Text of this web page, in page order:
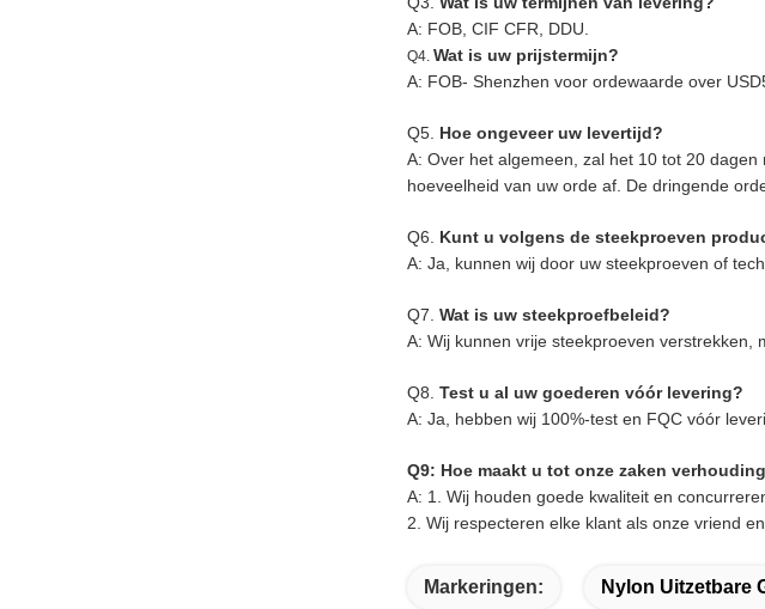
A: FOB, CIF CFR, DDU.
Q4. Wat is uw prijstermijn?
A: FOB- Shenzhen voor ordewaarde over
Q5. Hoe ongeveer uw levertijd?
A: Over het algemeen, zal het 10 tot 20
hoeveelheid van uw orde af. De dringende
Q6. Kunt u volgens de steekproeven
A: Ja, kunnen wij door uw steekproeven of
Q7. Wat is uw steekproefbeleid?
A: Wij kunnen vrije steekproeven verstrekken
Q8. Test u al uw goederen vóór levering?
A: Ja, hebben wij 100%-test en FQC vóór
Q9: Hoe maakt u tot onze zaken
A: 1. Wij houden goede kwaliteit en
2. Wij respecteren elke klant als onze vriend
Markeringen: Nylon Uitzetbare